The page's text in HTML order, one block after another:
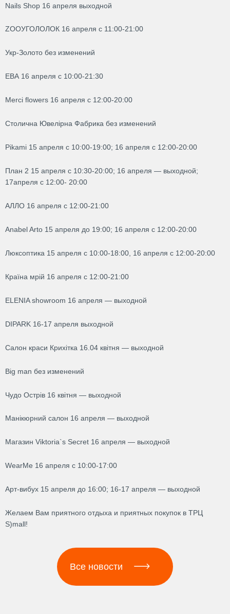
Nails Shop 16 апреля выходной
ZOOУГОЛОЛОК 16 апреля с 11:00-21:00
Укр-Золото без изменений
ЕВА 16 апреля с 10:00-21:30
Merci flowers 16 апреля с 12:00-20:00
Столична Ювелірна Фабрика без изменений
Pikami 15 апреля с 10:00-19:00; 16 апреля с 12:00-20:00
План 2 15 апреля с 10:30-20:00; 16 апреля — выходной;
17апреля с 12:00- 20:00
АЛЛО 16 апреля с 12:00-21:00
Аnabel Arto 15 апреля до 19:00; 16 апреля с 12:00-20:00
Люксоптика 15 апреля с 10:00-18:00, 16 апреля с 12:00-20:00
Країна мрій 16 апреля с 12:00-21:00
ELENIA showroom 16 апреля — выходной
DIPARK 16-17 апреля выходной
Салон краси Крихітка 16.04 квітня — выходной
Big man без изменений
Чудо Острів 16 квітня — выходной
Манікюрний салон 16 апреля — выходной
Магазин Viktoria`s Secret 16 апреля — выходной
WearMe 16 апреля с 10:00-17:00
Арт-вибух 15 апреля до 16:00; 16-17 апреля — выходной
Желаем Вам приятного отдыха и приятных покупок в ТРЦ
S)mall!
Все новости